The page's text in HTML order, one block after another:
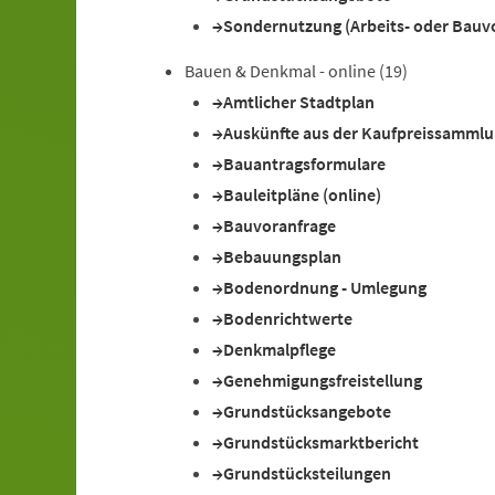
Sondernutzung (Arbeits- oder
Bauen & Denkmal - online (19)
Amtlicher Stadtplan
Auskünfte aus der
Bauantragsformulare
Bauleitpläne (online)
Bauvoranfrage
Bebauungsplan
Bodenordnung - Umlegung
Bodenrichtwerte
Denkmalpflege
Genehmigungsfreistellung
Grundstücksangebote
Grundstücksmarktbericht
Grundstücksteilungen